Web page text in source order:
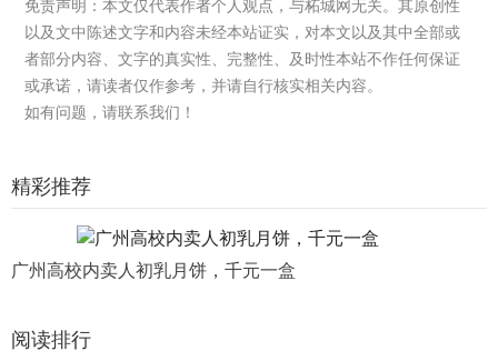
免责声明：本文仅代表作者个人观点，与柘城网无关。其原创性
以及文中陈述文字和内容未经本站证实，对本文以及其中全部或
者部分内容、文字的真实性、完整性、及时性本站不作任何保证
或承诺，请读者仅作参考，并请自行核实相关内容。
如有问题，请联系我们！
精彩推荐
广州高校内卖人初乳月饼，千元一盒
阅读排行